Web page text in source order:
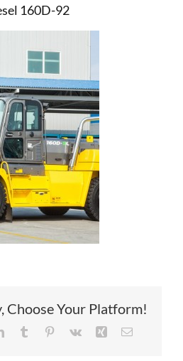
160D-92
Choose Your Platform!
LinkedInTumblr Pinterest
Vk Xing E-